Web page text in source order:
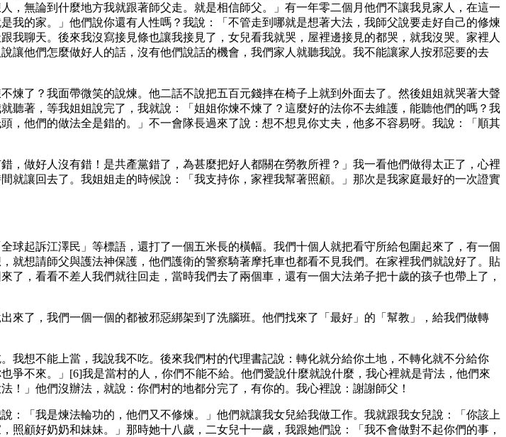
無論到什麼地方我就跟著師父走。就是相信師父。」有一年零二個月他們不讓我見家人，在這一
的家。」他們說你還有人性嗎？我說：「不管走到哪就是想著大法，我師父說要走好自己的修煉
聊天。後來我沒寫接見條也讓我接見了，女兒看我就哭，屋裡邊接見的都哭，就我沒哭。家裡人
讓他們怎麼做好人的話，沒有他們說話的機會，我們家人就聽我說。我不能讓家人按邪惡要的去
了？我面帶微笑的說煉。他二話不說把五百元錢摔在椅子上就到外面去了。然後姐姐就哭著大聲
著，等我姐姐說完了，我就說：「姐姐你煉不煉了？這麼好的法你不去維護，能聽他們的嗎？我
他們的做法全是錯的。」不一會隊長過來了說：想不想見你丈夫，他多不容易呀。我說：「順其
做好人沒有錯！是共產黨錯了，為甚麼把好人都關在勞教所裡？」我一看他們做得太正了，心裡
讓回去了。我姐姐走的時候說：「我支持你，家裡我幫著照顧。」那次是我家庭最好的一次證實
起訴江澤民」等標語，還打了一個五米長的橫幅。我們十個人就把看守所給包圍起來了，有一個
就想請師父與護法神保護，他們護衛的警察騎著摩托車也都看不見我們。在家裡我們就說好了。貼
，看看不差人我們就往回走，當時我們去了兩個車，還有一個大法弟子把十歲的孩子也帶上了，
了，我們一個一個的都被邪惡綁架到了洗腦班。他們找來了「最好」的「幫教」，給我們做轉
我想不能上當，我說我不吃。後來我們村的代理書記說：轉化就分給你土地，不轉化就不分給你
不來。」[6]我是當村的人，你們不能不給。他們愛說什麼就說什麼，我心裡就是背法，他們來
」他們沒辦法，就說：你們村的地都分完了，有你的。我心裡說：謝謝師父！
「我是煉法輪功的，他們又不修煉。」他們就讓我女兒給我做工作。我就跟我女兒說：「你該上
顧好奶奶和妹妹。」那時她十八歲，二女兒十一歲，我跟她們說：「我不會做對不起你們的事，